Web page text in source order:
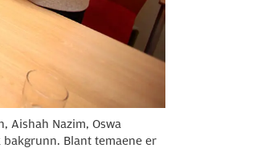
Aishah Nazim, Oswa
Blant temaene er